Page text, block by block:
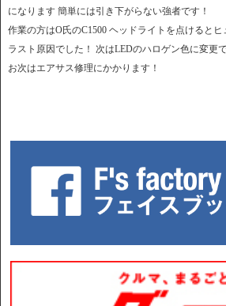
になります 簡単には引き下がらない強者です！
作業の方はO氏のC1500 ヘッドライトを点けると
ラスト原因でした！ 次はLEDのハロゲン色に変更で
お次はエアサス修理にかかります！